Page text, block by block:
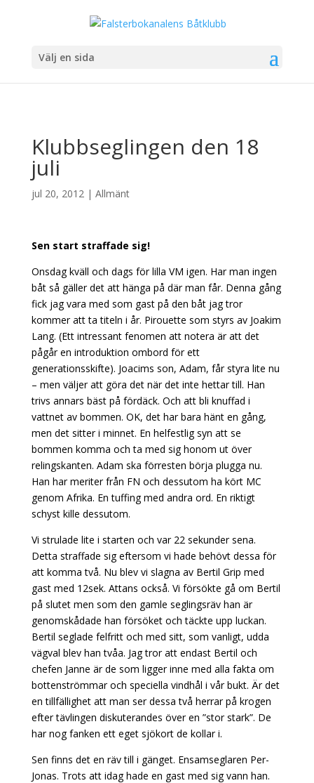
Välj en sida
Klubbseglingen den 18
juli
jul 20, 2012| Allmänt
Sen start straffade sig!
Onsdag kväll och dags för lilla VM igen. Har man ingen
båt så gäller det att hänga på där man får. Denna gång
fick jag vara med som gast på den båt jag tror
kommer att ta titeln i år. Pirouette som styrs av Joakim
Lang. (Ett intressant fenomen att notera är att det
pågår en introduktion ombord för ett
generationsskifte). Joacims son, Adam, får styra lite nu
– men väljer att göra det när det inte hettar till. Han
trivs annars bäst på fördäck. Och att bli knuffad i
vattnet av bommen. OK, det har bara hänt en gång,
men det sitter i minnet. En helfestlig syn att se
bommen komma och ta med sig honom ut över
relingskanten. Adam ska förresten börja plugga nu.
Han har meriter från FN och dessutom ha kört MC
genom Afrika. En tuffing med andra ord. En riktigt
schyst kille dessutom.
Vi strulade lite i starten och var 22 sekunder sena.
Detta straffade sig eftersom vi hade behövt dessa för
att komma två. Nu blev vi slagna av Bertil Grip med
gast med 12sek. Attans också. Vi försökte gå om Bertil
på slutet men som den gamle seglingsräv han är
genomskådade han försöket och täckte upp luckan.
Bertil seglade felfritt och med sitt, som vanligt, udda
vägval blev han tvåa. Jag tror att endast Bertil och
chefen Janne är de som ligger inne med alla fakta om
bottenströmmar och speciella vindhål i vår bukt. Är det
en tillfällighet att man ser dessa två herrar på krogen
efter tävlingen diskuterandes över en ”stor stark”. De
har nog fanken ett eget sjökort de kollar i.
Sen finns det en räv till i gänget. Ensamseglaren Per-
Jonas. Trots att idag hade en gast med sig vann han.